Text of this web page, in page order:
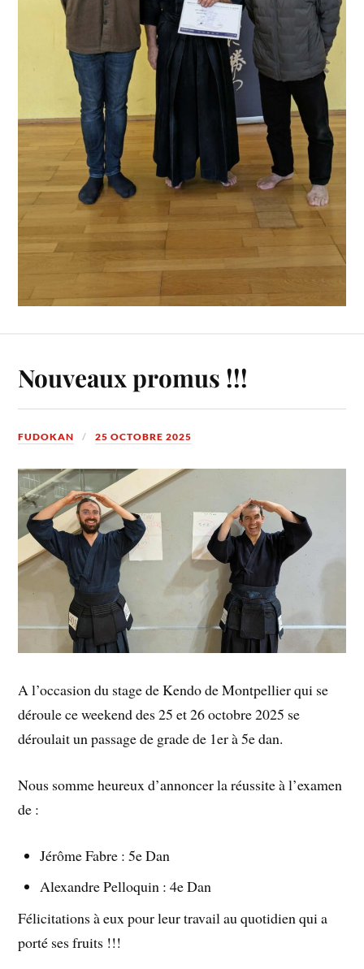
Nouveaux promus !!!
FUDOKAN 25 OCTOBRE 2025
A l’occasion du stage de Kendo de Montpellier qui se
déroule ce weekend des 25 et 26 octobre 2025 se
déroulait un passage de grade de 1er à 5e dan.
Nous somme heureux d’annoncer la réussite à l’examen
de :
Jérôme Fabre : 5e Dan
Alexandre Pelloquin : 4e Dan
Félicitations à eux pour leur travail au quotidien qui a
porté ses fruits !!!